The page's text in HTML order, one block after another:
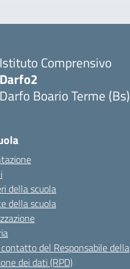
Istituto Comprensivo
Darfo2
Darfo Boario Terme (Bs)
della scuola
della scuola
del Responsabile della
dei dati (RPD)